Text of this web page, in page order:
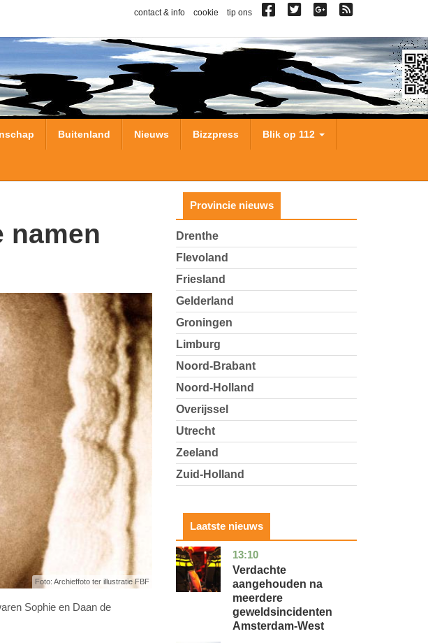
contact & info cookie tip ons
Buitenland Nieuws Bizzpress Blik op 112
Foto: Archieffoto ter illustratie FBF
Sophie en Daan de
Provincie nieuws
Drenthe
Flevoland
Friesland
Gelderland
Groningen
Limburg
Noord-Brabant
Noord-Holland
Overijssel
Utrecht
Zeeland
Zuid-Holland
Laatste nieuws
13:10
noord-
holland
nieuws
Verdachte
aangehouden na
meerdere
geweldsincidenten
Amsterdam-West